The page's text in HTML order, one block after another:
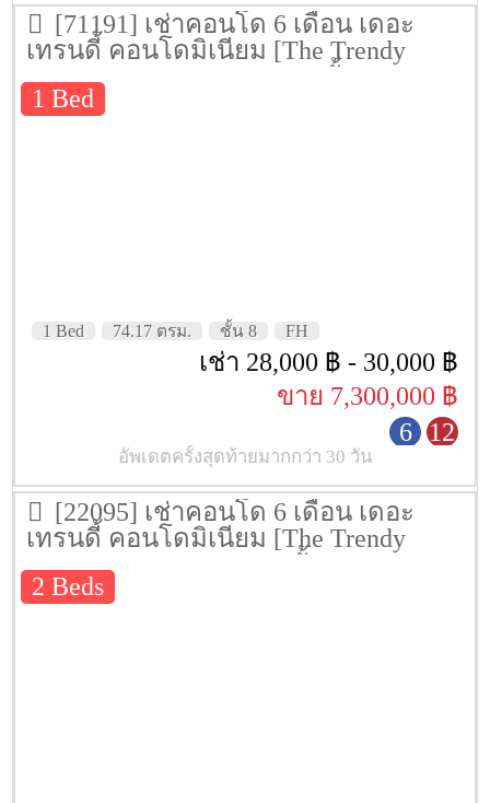
[71191] เช่าคอนโด 6 เดือน เดอะ
เทรนดี้ คอนโดมิเนียม [The Trendy
Condominium] 74.17 ตรม. ชั้น 8
1 Bed
1 Bed 74.17 ตรม. ชั้น 8 FH
เช่า 28,000 ฿ - 30,000 ฿
ขาย 7,300,000 ฿
6
12
อัพเดตครั้งสุดท้ายมากกว่า 30 วัน
[22095] เช่าคอนโด 6 เดือน เดอะ
เทรนดี้ คอนโดมิเนียม [The Trendy
Condominium] 73 ตรม. ชั้น 10
2 Beds